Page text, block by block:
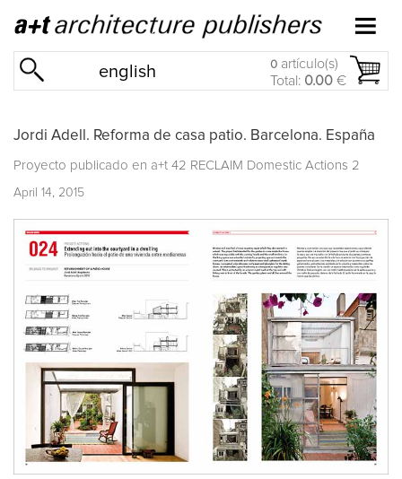
english 0 artículo(s)
Total: 0.00 €
Jordi Adell. Reforma de casa patio. Barcelona. España
Proyecto publicado en a+t 42 RECLAIM Domestic Actions 2
April 14, 2015